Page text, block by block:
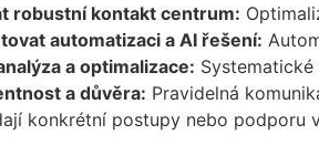
robustní kontakt centrum:
automatizaci a AI řešení:
a optimalizace:
a důvěra: Pravidelná
konkrétní postupy nebo